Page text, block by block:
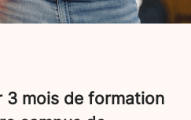
3 mois de formation